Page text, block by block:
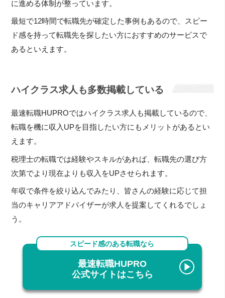
に進める体制が整っています。
最短で12時間で転職先が確定した事例もあるので、スピー
ド感を持って転職先を探したい方におすすめのサービスで
あるといえます。
ハイクラス求人も多数掲載している
最速転職HUPROではハイクラス求人も掲載しているので、
転職を機に収入UPを目指したい方にもメリットがあるとい
えます。
税理士の転職では経験やスキルがあれば、転職先の選び方
次第でより現在よりも収入をUPさせられます。
年収で条件を絞り込んでみたり、皆さんの経験に応じて担
当のキャリアアドバイザーが求人を提案してくれるでしょ
う。
スピード感のある転職なら
最速転職HUPRO
公式サイトはこちら